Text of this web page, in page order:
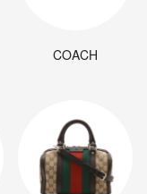
COACH